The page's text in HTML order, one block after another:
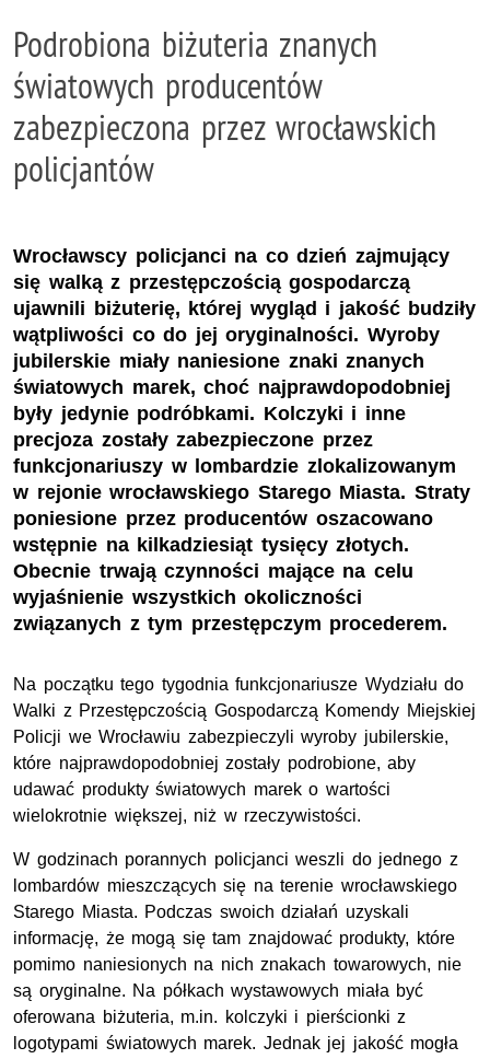
Podrobiona biżuteria znanych
światowych producentów
zabezpieczona przez wrocławskich
policjantów
Wrocławscy policjanci na co dzień zajmujący
się walką z przestępczością gospodarczą
ujawnili biżuterię, której wygląd i jakość budziły
wątpliwości co do jej oryginalności. Wyroby
jubilerskie miały naniesione znaki znanych
światowych marek, choć najprawdopodobniej
były jedynie podróbkami. Kolczyki i inne
precjoza zostały zabezpieczone przez
funkcjonariuszy w lombardzie zlokalizowanym
w rejonie wrocławskiego Starego Miasta. Straty
poniesione przez producentów oszacowano
wstępnie na kilkadziesiąt tysięcy złotych.
Obecnie trwają czynności mające na celu
wyjaśnienie wszystkich okoliczności
związanych z tym przestępczym procederem.
Na początku tego tygodnia funkcjonariusze Wydziału do
Walki z Przestępczością Gospodarczą Komendy Miejskiej
Policji we Wrocławiu zabezpieczyli wyroby jubilerskie,
które najprawdopodobniej zostały podrobione, aby
udawać produkty światowych marek o wartości
wielokrotnie większej, niż w rzeczywistości.
W godzinach porannych policjanci weszli do jednego z
lombardów mieszczących się na terenie wrocławskiego
Starego Miasta. Podczas swoich działań uzyskali
informację, że mogą się tam znajdować produkty, które
pomimo naniesionych na nich znakach towarowych, nie
są oryginalne. Na półkach wystawowych miała być
oferowana biżuteria, m.in. kolczyki i pierścionki z
logotypami światowych marek. Jednak jej jakość mogła